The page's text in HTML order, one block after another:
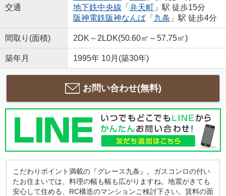
交通
地下鉄中央線 「 弁天町」駅 徒歩15分
阪神電鉄阪神なんば「 九条 」駅 徒歩4分
間取り(面積) 2DK～2LDK(50.60㎡～57.75㎡)
築年月 1995年 10月(築30年)
お問い合わせ(無料)
こだわりポイント満載の『グレース九条』。ガスコンロの付い
たお住まいでは、料理の幅も幅も広がりますね。地震がきても
安心して住める、RC構造のマンションご検討下さい。賃料の面